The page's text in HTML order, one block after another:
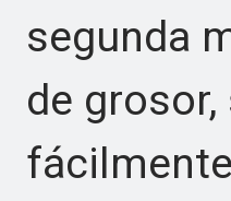
segunda
de